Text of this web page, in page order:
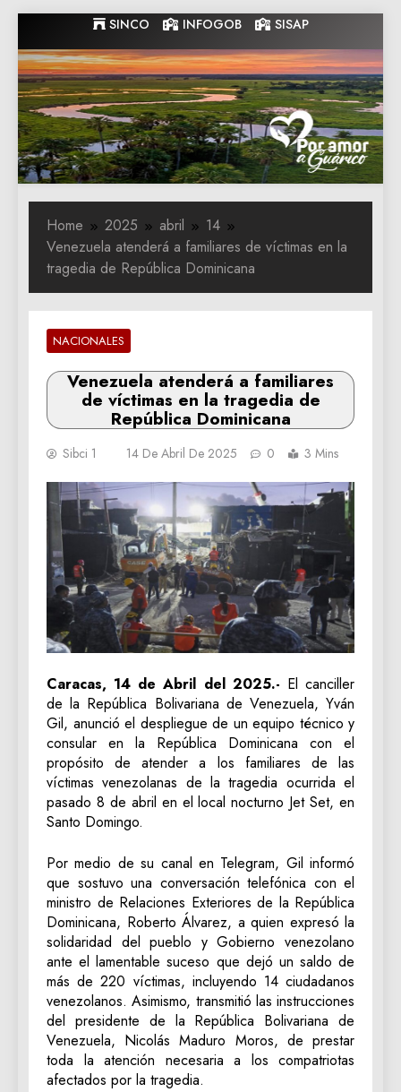
to
content
SINCO INFOGOB SISAP
Gobernacion
de Guarico
Gobernacion de Guarico
Home 2025 abril
14
Venezuela atenderá a familiares de víctimas en la
tragedia de República Dominicana
NACIONALES
Venezuela atenderá a familiares
de víctimas en la tragedia de
República Dominicana
Sibci 1 14 De Abril De 2025 0 3 Mins
Caracas, 14 de Abril del 2025.- El canciller
de la República Bolivariana de Venezuela, Yván
Gil, anunció el despliegue de un equipo técnico y
consular en la República Dominicana con el
propósito de atender a los familiares de las
víctimas venezolanas de la tragedia ocurrida el
pasado 8 de abril en el local nocturno Jet Set, en
Santo Domingo.
Por medio de su canal en Telegram, Gil informó
que sostuvo una conversación telefónica con el
ministro de Relaciones Exteriores de la República
Dominicana, Roberto Álvarez, a quien expresó la
solidaridad del pueblo y Gobierno venezolano
ante el lamentable suceso que dejó un saldo de
más de 220 víctimas, incluyendo 14 ciudadanos
venezolanos. Asimismo, transmitió las instrucciones
del presidente de la República Bolivariana de
Venezuela, Nicolás Maduro Moros, de prestar
toda la atención necesaria a los compatriotas
afectados por la tragedia.